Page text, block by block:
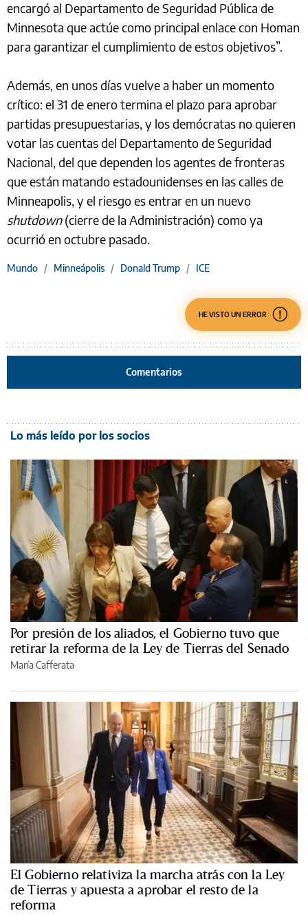
encargó al Departamento de Seguridad Pública de
Minnesota que actúe como principal enlace con Homan
para garantizar el cumplimiento de estos objetivos”.
Además, en unos días vuelve a haber un momento
crítico: el 31 de enero termina el plazo para aprobar
partidas presupuestarias, y los demócratas no quieren
votar las cuentas del Departamento de Seguridad
Nacional, del que dependen los agentes de fronteras
que están matando estadounidenses en las calles de
Minneapolis, y el riesgo es entrar en un nuevo
shutdown(cierre de la Administración) como ya
ocurrió en octubre pasado.
Mundo / Minneápolis / Donald Trump / ICE
HE VISTO UN ERROR
Comentarios
Lo más leído por los socios
Por presión de los aliados, el Gobierno tuvo que
retirar la reforma de la Ley de Tierras del Senado
María Cafferata
El Gobierno relativiza la marcha atrás con la Ley
de Tierras y apuesta a aprobar el resto de la
reforma